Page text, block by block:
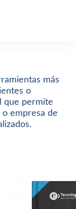
más
o
que permite
empresa de